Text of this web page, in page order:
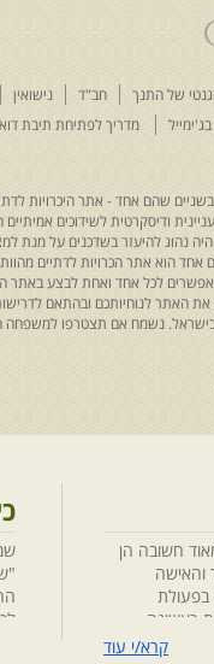
של התנך חב"ד נישואין
מדריך לפתיחת תיבת
שהם אחד - אתר היכרויות
ודיסקרטית לשידוכים אמיתיים
נהוג להיעזר בשדכנים על מנת
אחד הוא אתר הכרויות לדתיים
לכל אחד ואחת לבצע באתר
לנוחיותכם ובהתאם
נשמח אם תצטרפו למשפחה
חשובה הן
והאישה
בפעולת
ראשונה
למפגש
קרא/י עוד